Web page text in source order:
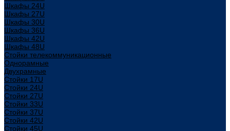
Шкафы 24U
Шкафы 27U
Шкафы 30U
Шкафы 36U
Шкафы 42U
Шкафы 48U
Стойки телекоммуникационные
Однорамные
Двухрамные
Стойки 17U
Стойки 24U
Стойки 27U
Стойки 33U
Стойки 37U
Стойки 42U
Стойки 45U